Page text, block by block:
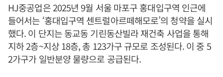
HJ중공업은 2025년 9월 서울 마포구 홍대입구역 인근에
들어서는 ‘홍대입구역 센트럴아르떼해모로’의 청약을 실시
했다. 이 단지는 동교동 기린동산빌라 재건축 사업을 통해
지하 2층~지상 18층, 총 123가구 규모로 조성된다. 이 중 5
2가구가 일반분양 물량으로 공급된다.